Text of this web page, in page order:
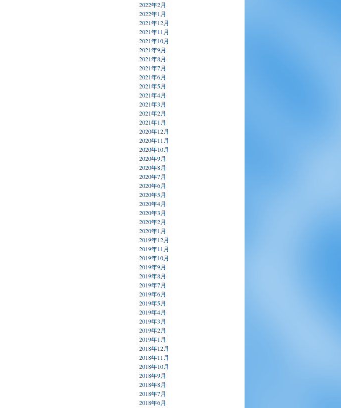
2022年2月
2022年1月
2021年12月
2021年11月
2021年10月
2021年9月
2021年8月
2021年7月
2021年6月
2021年5月
2021年4月
2021年3月
2021年2月
2021年1月
2020年12月
2020年11月
2020年10月
2020年9月
2020年8月
2020年7月
2020年6月
2020年5月
2020年4月
2020年3月
2020年2月
2020年1月
2019年12月
2019年11月
2019年10月
2019年9月
2019年8月
2019年7月
2019年6月
2019年5月
2019年4月
2019年3月
2019年2月
2019年1月
2018年12月
2018年11月
2018年10月
2018年9月
2018年8月
2018年7月
2018年6月